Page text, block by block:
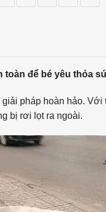
toàn để bé yêu thỏa
pháp hoàn hảo.
bị rơi lọt ra ngoài.